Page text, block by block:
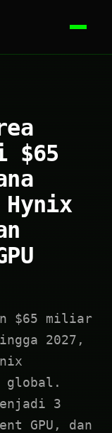
$65
Hynix
$65 miliar
2027,
global.
3
GPU, dan